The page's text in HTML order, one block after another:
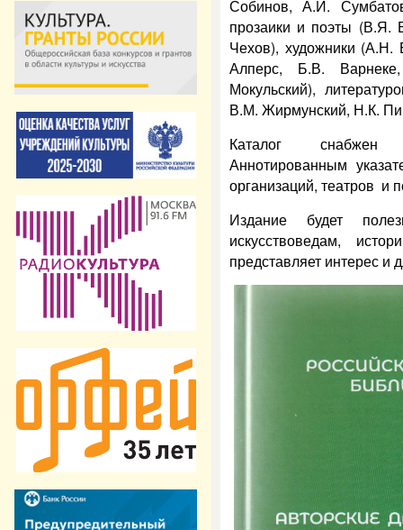
Собинов, А.И.
прозаики и поэты
Чехов), художники
Алперс, Б.В.
Мокульский),
В.М. Жирмунский, Н.К.
Каталог снабжен
Аннотированным
организаций, театров и
Издание будет
искусствоведам,
представляет интерес и